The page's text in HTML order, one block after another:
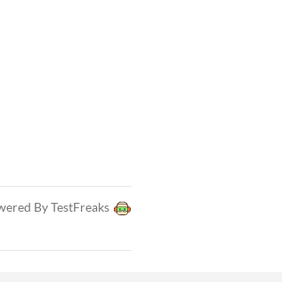
By TestFreaks